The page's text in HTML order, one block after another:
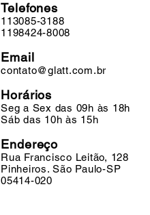
Telefones
113085-3188
1198424-8008
Email
contato@glatt.com.br
Horários
Seg a Sex das 09h às 18h
Sáb das 10h às 15h
Endereço
Rua Francisco Leitão, 128
Pinheiros. São Paulo-SP
05414-020